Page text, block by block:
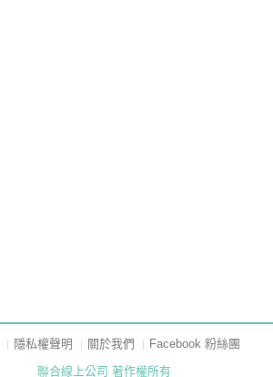
隱私權聲明 關於我們
Facebook 粉絲團
聯合線上公司 著作權所有